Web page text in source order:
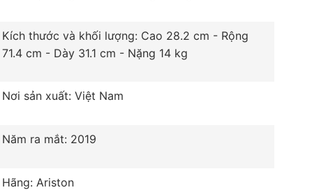
Kích thước và khối lượng: Cao 28.2 cm - Rộng
71.4 cm - Dày 31.1 cm - Nặng 14 kg
Nơi sản xuất: Việt Nam
Năm ra mắt: 2019
Hãng: Ariston